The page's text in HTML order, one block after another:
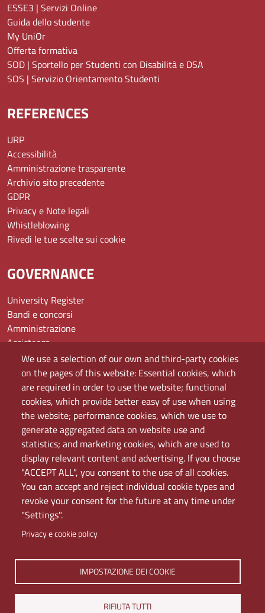
We use a selection of our own and third-party cookies
on the pages of this website: Essential cookies, which
are required in order to use the website; functional
cookies, which provide better easy of use when using
the website; performance cookies, which we use to
generate aggregated data on website use and
statistics; and marketing cookies, which are used to
display relevant content and advertising. If you choose
"ACCEPT ALL", you consent to the use of all cookies.
You can accept and reject individual cookie types and
revoke your consent for the future at any time under
"Settings".
Privacy e cookie policy
IMPOSTAZIONE DEI COOKIE
RIFIUTA TUTTI
ESSE3 | Servizi Online
Guida dello studente
My UniOr
Offerta formativa
SOD | Sportello per Studenti con Disabilità e DSA
SOS | Servizio Orientamento Studenti
REFERENCES
URP
Accessibilità
Amministrazione trasparente
Archivio sito precedente
GDPR
Privacy e Note legali
Whistleblowing
Rivedi le tue scelte sui cookie
GOVERNANCE
University Register
Bandi e concorsi
Amministrazione
Assistenza
Domande frequenti (FAQ)
Elenco dei siti tematici
Mappa del sito
PEC
Rete Wi-Fi Eduroam
Servizio Proxy
Guida all’uso del portale
Università di Napoli L'Orientale. Palazzo Du Mesnil -
Via Chiatamone 61/62 - 80121 Napoli
Tel. +390816909000 | Partita IVA 00297640633 | PEC: